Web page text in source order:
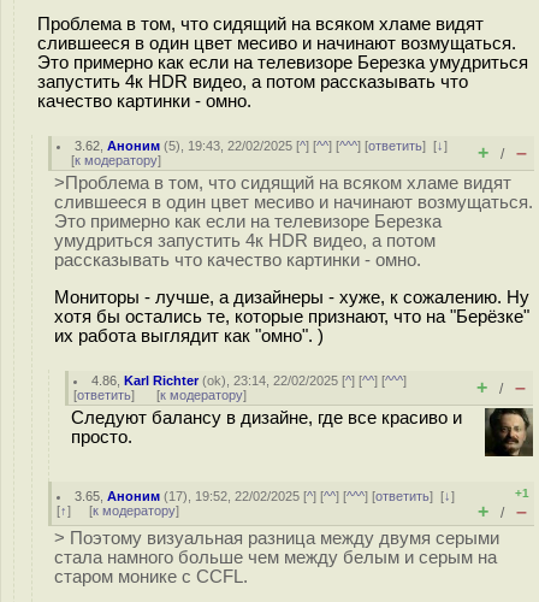
Проблема в том, что сидящий на всяком хламе видят
слившееся в один цвет месиво и начинают возмущаться.
Это примерно как если на телевизоре Березка умудриться
запустить 4к HDR видео, а потом рассказывать что
качество картинки - омно.
3.62 ,Аноним (5), 19:43, 22/02/2025 [^] [^^] [^^^] [ответить][↓]
[к модератору] + / –
>Проблема в том, что сидящий на всяком хламе видят
слившееся в один цвет месиво и начинают возмущаться.
Это примерно как если на телевизоре Березка
умудриться запустить 4к HDR видео, а потом
рассказывать что качество картинки - омно.
Мониторы - лучше, а дизайнеры - хуже, к сожалению. Ну
хотя бы остались те, которые признают, что на "Берёзке"
их работа выглядит как "омно". )
4.86 ,Karl Richter(ok), 23:14, 22/02/2025 [^] [^^] [^^^]
[ответить] [к модератору] + / –
Следуют балансу в дизайне, где все красиво и
просто.
3.65 ,Аноним (17), 19:52, 22/02/2025 [^] [^^] [^^^] [ответить][↓]
[↑] [к модератору]
+1
+ / –
> Поэтому визуальная разница между двумя серыми
стала намного больше чем между белым и серым на
старом монике с CCFL.